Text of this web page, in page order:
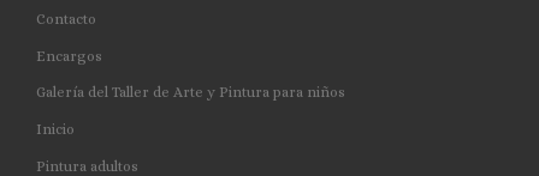
Contacto
Encargos
Galería del Taller de Arte y Pintura para niños
Inicio
Pintura adultos